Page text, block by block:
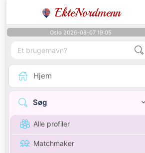
EkteNordmenn
Oslo 2026-08-07 19:05
Hjem
Søg
Alle profiler
Matchmaker